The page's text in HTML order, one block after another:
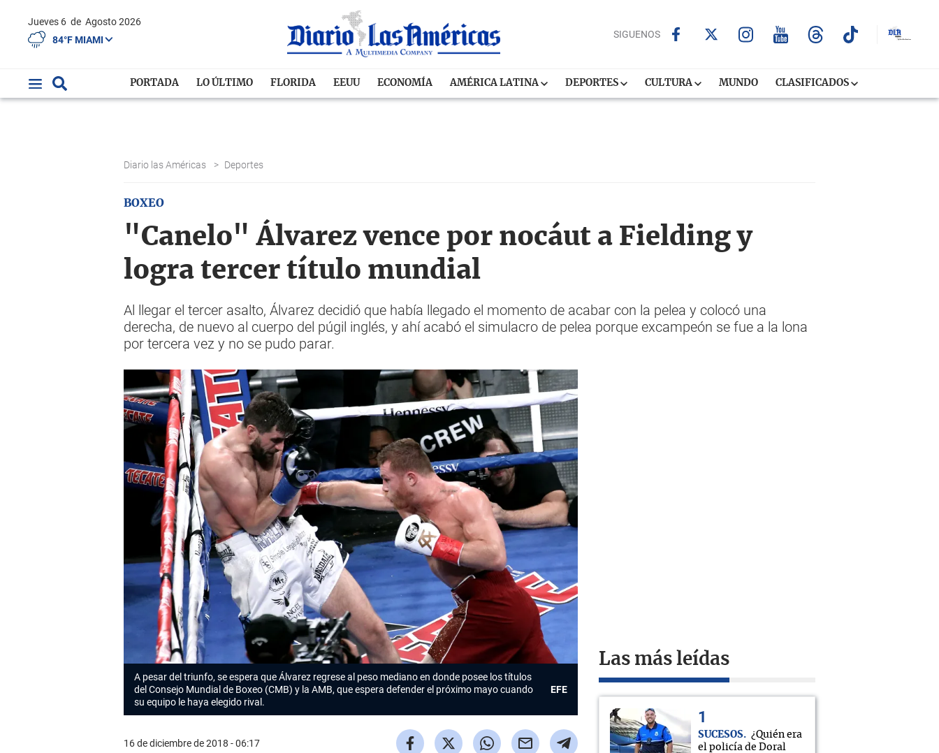
Jueves 6 de Agosto 2026
84°F MIAMI
SIGUENOS
PORTADA LO ÚLTIMO FLORIDA EEUU ECONOMÍA AMÉRICA LATINA DEPORTES CULTURA MUNDO CLASIFICADOS
Diario las Américas > Deportes
BOXEO
"Canelo" Álvarez vence por nocáut a Fielding y
logra tercer título mundial
Al llegar el tercer asalto, Álvarez decidió que había llegado el momento de acabar con la pelea y colocó una
derecha, de nuevo al cuerpo del púgil inglés, y ahí acabó el simulacro de pelea porque excampeón se fue a la lona
por tercera vez y no se pudo parar.
A pesar del triunfo, se espera que Álvarez regrese al peso mediano en donde posee los títulos
del Consejo Mundial de Boxeo (CMB) y la AMB, que espera defender el próximo mayo cuando
su equipo le haya elegido rival.
EFE
16 de diciembre de 2018 - 06:17
Las más leídas
SUCESOS
¿Quién era
el policía de Doral